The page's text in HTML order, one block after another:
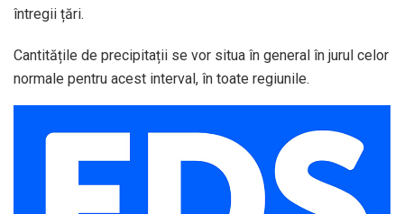
întregii țări.
Cantitățile de precipitații se vor situa în general în jurul celor
normale pentru acest interval, în toate regiunile.